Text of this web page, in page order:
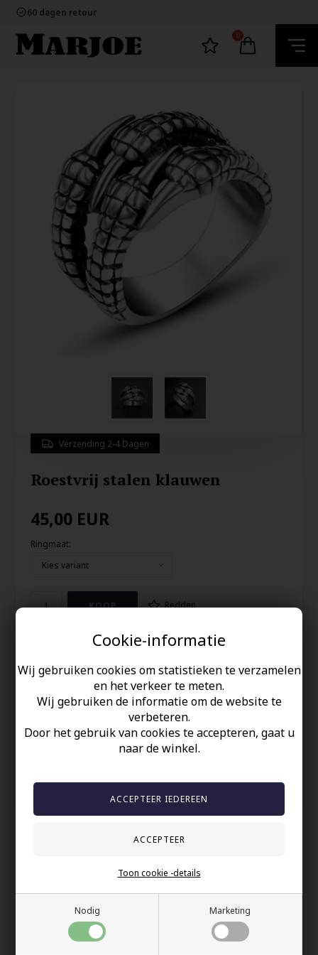
Cookie-informatie
Wij gebruiken cookies om statistieken te verzamelen
en het verkeer te meten.
Wij gebruiken de informatie om de website te
verbeteren.
Door het gebruik van cookies te accepteren, gaat u
naar de winkel.
Nodig Marketing
Toon cookie -details
60 dagen retour
Ecommerce Europe
100% nikkelvrij sieraden
60 dagen retour
0
Verzending 2-4 Dagen
Roestvrij stalen klauwen
45,00 EUR
Ringmaat:
Redden
Herenring met adelaarsklauwen in roestvrij staal.
Een leuke en aparte herenring die opvalt.
Uw veiligheid
Op Voorraad
100% nikkelvrij sieraden
Snelle bezorging